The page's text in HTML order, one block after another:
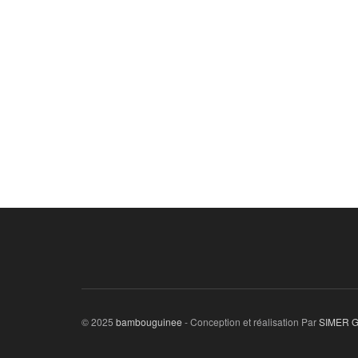
© 2025 bambouguinee - Conception et réalisation ParSIMER